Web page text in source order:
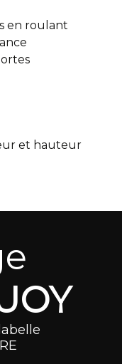
en roulant
et hauteur